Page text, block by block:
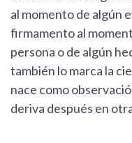
al momento de algún
firmamento al
persona o de algún
también lo marca la
nace como
deriva después en